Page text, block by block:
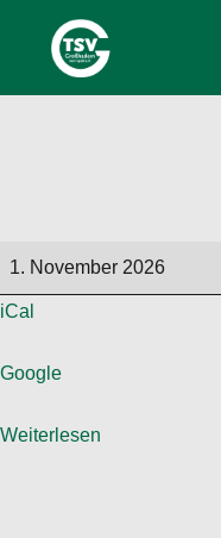
Allerheiligen
1. November 2026
iCal
Google
Weiterlesen